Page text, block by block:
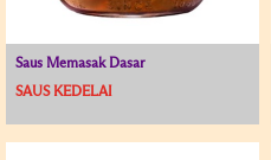
Saus Memasak Dasar
SAUS KEDELAI